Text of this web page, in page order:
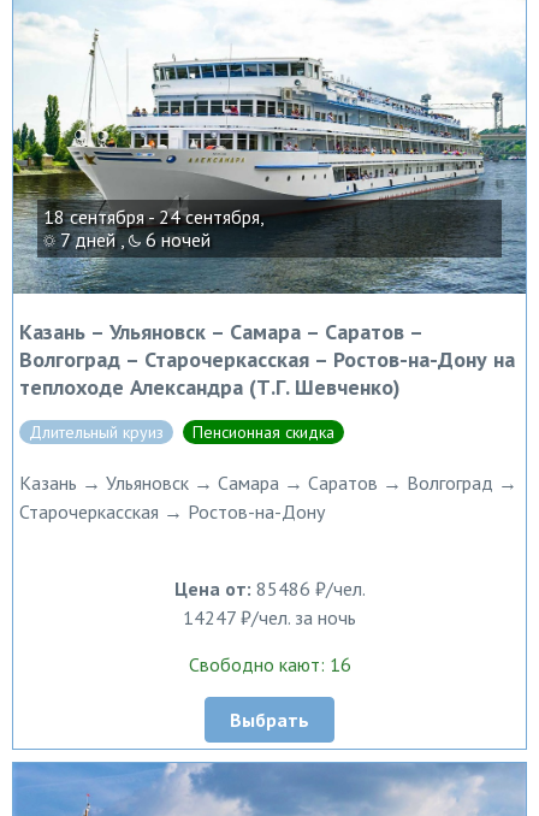
18 сентября - 24 сентября,
7 дней ,
6 ночей
Казань – Ульяновск – Самара – Саратов –
Волгоград – Старочеркасская – Ростов-на-Дону на
теплоходе Александра (Т.Г. Шевченко)
Длительный круиз Пенсионная скидка
Казань → Ульяновск → Самара → Саратов → Волгоград →
Старочеркасская → Ростов-на-Дону
Цена от: 85486 ₽/чел.
14247 ₽/чел. за ночь
Свободно кают: 16
Выбрать